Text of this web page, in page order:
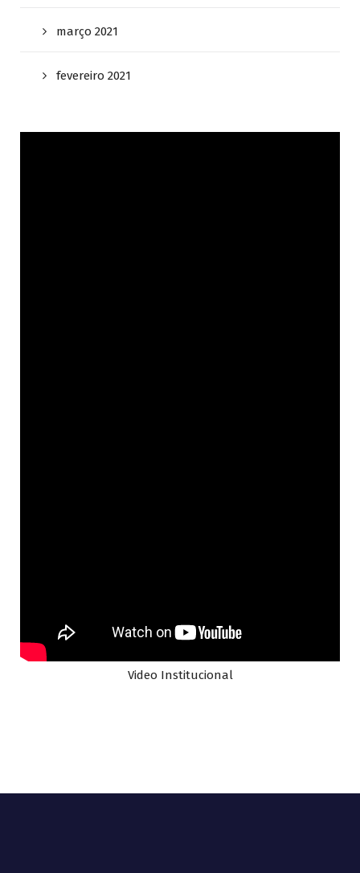
março 2021
fevereiro 2021
Video Institucional